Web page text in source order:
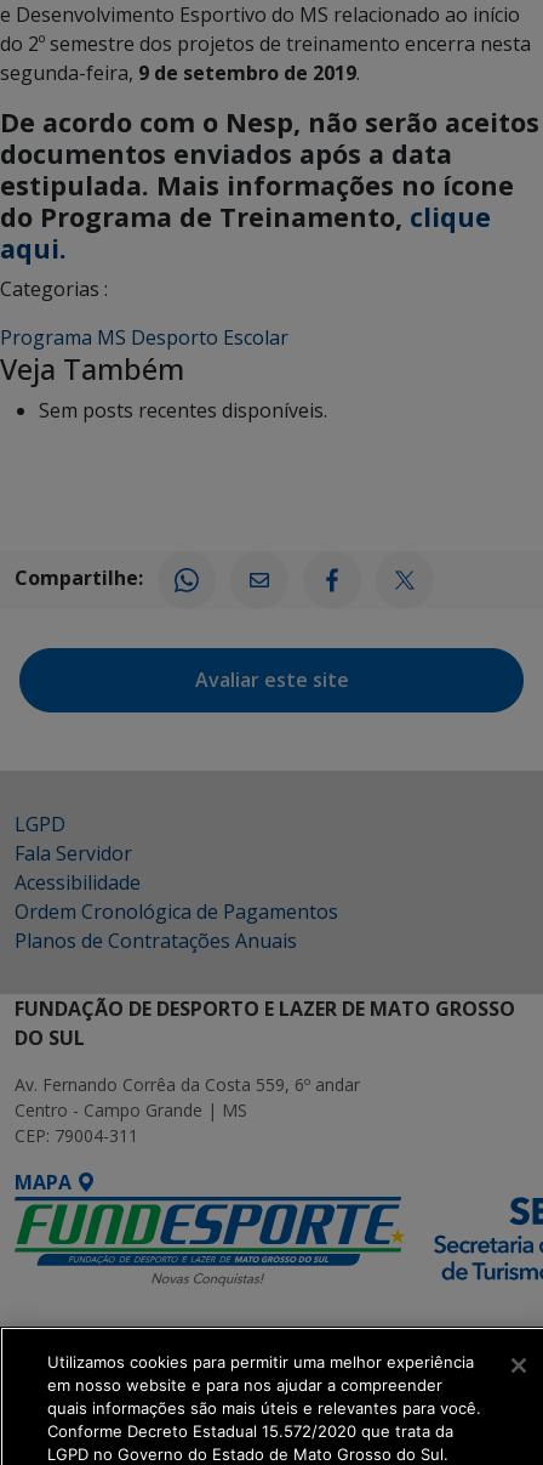
e Desenvolvimento Esportivo do MS relacionado ao início
do 2º semestre dos projetos de treinamento encerra nesta
segunda-feira, 9 de setembro de 2019.
De acordo com o Nesp, não serão aceitos
documentos enviados após a data
estipulada. Mais informações no ícone
do Programa de Treinamento, clique
aqui.
Categorias :
Programa MS Desporto Escolar
Veja Também
Sem posts recentes disponíveis.
Compartilhe:
Avaliar este site
LGPD
Fala Servidor
Acessibilidade
Ordem Cronológica de Pagamentos
Planos de Contratações Anuais
FUNDAÇÃO DE DESPORTO E LAZER DE MATO GROSSO
DO SUL
Av. Fernando Corrêa da Costa 559, 6º andar
Centro - Campo Grande | MS
CEP: 79004-311
MAPA
SETDIG | Secretaria-
Executiva de
Transformação Digital
get_footer();
Utilizamos cookies para permitir uma melhor experiência
em nosso website e para nos ajudar a compreender
quais informações são mais úteis e relevantes para você.
Conforme Decreto Estadual 15.572/2020 que trata da
LGPD no Governo do Estado de Mato Grosso do Sul.